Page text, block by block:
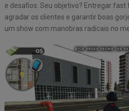
e desafios. Seu objetivo? Entregar fast
agradar os clientes e garantir boas
um show com manobras radicais no